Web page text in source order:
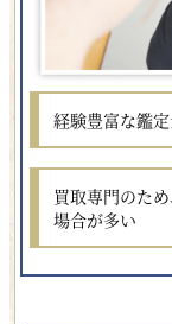
経験豊富な鑑
買取専門のため
場合が多い